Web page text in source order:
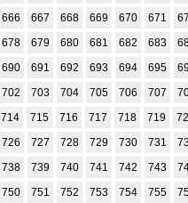
666 667 668 669 670 671
678 679 680 681 682 683
690 691 692 693 694 695
702 703 704 705 706 707
714 715 716 717 718 719
726 727 728 729 730 731
738 739 740 741 742 743
750 751 752 753 754 755